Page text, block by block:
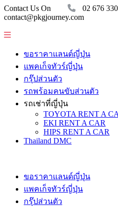
Contact Us On
02 676
contact@pkgjourney.com
ขอราคาแลนด์ญี่ปุ่น
แพคเก็จทัวร์ญี่ปุ่น
กรุ๊ปส่วนตัว
รถพร้อมคนขับส่วนตัว
รถเช่าที่ญี่ปุ่น
TOYOTA RENT A
EKI RENT A CAR
HIPS RENT A CAR
Thailand DMC
ขอราคาแลนด์ญี่ปุ่น
แพคเก็จทัวร์ญี่ปุ่น
กรุ๊ปส่วนตัว